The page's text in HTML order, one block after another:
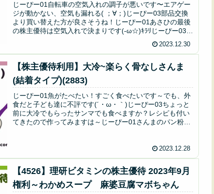
じーぴー01自転車の空気入れの調子が悪いです〜エアゲー
ジが動かない、空気も漏れる( ；∀；)じーぴー03部品交換
より買い替えた方が良さそうね！じーぴー01あさひの最後
の株主優待は空気入れで決まりです(-ω☆)ｷﾗﾘじーぴー03な
2023.12.30
【株主優待利用】大冷~楽らく骨なしさんま
(結着タイプ)(2883)
じーぴー01魚がたべたい！すごく食べたいです～でも、外
食だと子ども達に不評です(´・ω・｀)じーぴー03ちょっと
前に大冷でもらったサンマでも食べますか？レシピも付い
てきたので作ってみますは～じーぴー01さんまのパン粉ソ
2023.12.28
【4526】理研ビタミンの株主優待 2023年9月
権利～わかめスープ 麻婆豆腐マボちゃん